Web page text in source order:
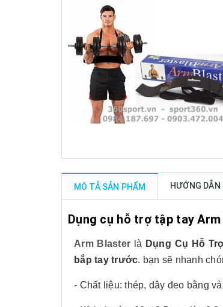
MÔ TẢ SẢN PHẨM HƯỚNG DẪN
Dụng cụ hỗ trợ tập tay
Arm Blaster là Dụng Cụ Hỗ
bắp tay trước. bạn sẽ nhanh
- Chất liệu: thép, dây đeo bằng